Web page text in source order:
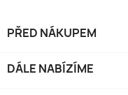
PŘED NÁKUPEM
DÁLE NABÍZÍME